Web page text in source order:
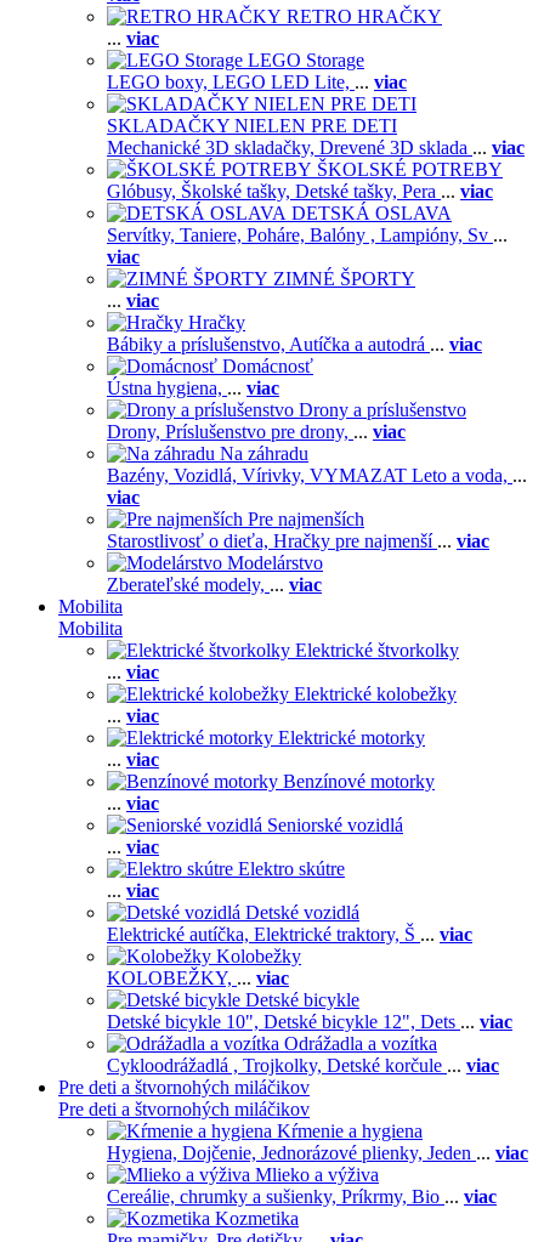
RETRO HRAČKY
... viac
LEGO Storage
LEGO boxy, LEGO LED Lite, ... viac
SKLADAČKY NIELEN PRE DETI
Mechanické 3D skladačky, Drevené 3D sklada ... viac
ŠKOLSKÉ POTREBY
Glóbusy, Školské tašky, Detské tašky, Pera ... viac
DETSKÁ OSLAVA
Servítky, Taniere, Poháre, Balóny , Lampióny, Sv ...
viac
ZIMNÉ ŠPORTY
... viac
Hračky
Bábiky a príslušenstvo, Autíčka a autodrá ... viac
Domácnosť
Ústna hygiena, ... viac
Drony a príslušenstvo
Drony, Príslušenstvo pre drony, ... viac
Na záhradu
Bazény, Vozidlá, Vírivky, VYMAZAT Leto a voda, ...
viac
Pre najmenších
Starostlivosť o dieťa, Hračky pre najmenší ... viac
Modelárstvo
Zberateľské modely, ... viac
Mobilita
Mobilita
Elektrické štvorkolky
... viac
Elektrické kolobežky
... viac
Elektrické motorky
... viac
Benzínové motorky
... viac
Seniorské vozidlá
... viac
Elektro skútre
... viac
Detské vozidlá
Elektrické autíčka, Elektrické traktory, Š ... viac
Kolobežky
KOLOBEŽKY, ... viac
Detské bicykle
Detské bicykle 10", Detské bicykle 12", Dets ... viac
Odrážadla a vozítka
Cykloodrážadlá , Trojkolky, Detské korčule ... viac
Pre deti a štvornohých miláčikov
Pre deti a štvornohých miláčikov
Kŕmenie a hygiena
Hygiena, Dojčenie, Jednorázové plienky, Jeden ... viac
Mlieko a výživa
Cereálie, chrumky a sušienky, Príkrmy, Bio ... viac
Kozmetika